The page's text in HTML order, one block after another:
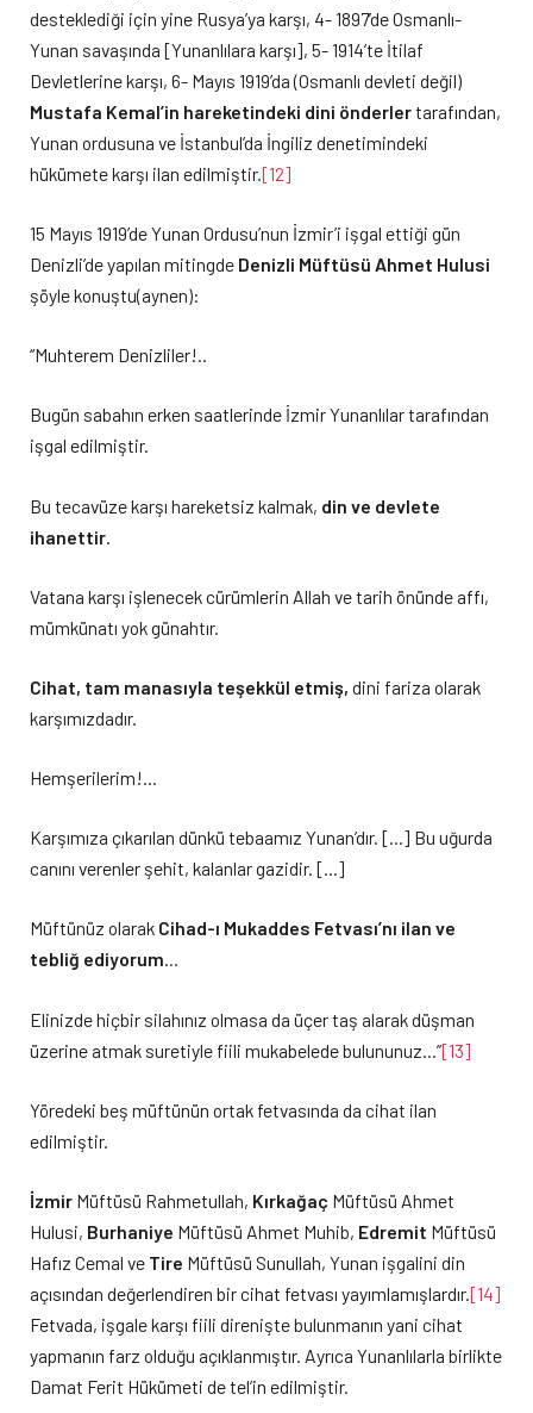
desteklediği için yine Rusya’ya karşı, 4- 1897’de Osmanlı-
Yunan savaşında [Yunanlılara karşı], 5- 1914’te İtilaf
Devletlerine karşı, 6- Mayıs 1919’da (Osmanlı devleti değil)
Mustafa Kemal’in hareketindeki dini önderlertarafından,
Yunan ordusuna ve İstanbul’da İngiliz denetimindeki
hükümete karşı ilan edilmiştir.[12]
15 Mayıs 1919’de Yunan Ordusu’nun İzmir’i işgal ettiği gün
Denizli’de yapılan mitingde Denizli Müftüsü Ahmet Hulusi
şöyle konuştu(aynen):
“Muhterem Denizliler!..
Bugün sabahın erken saatlerinde İzmir Yunanlılar tarafından
işgal edilmiştir.
Bu tecavüze karşı hareketsiz kalmak, din ve devlete
ihanettir
Vatana karşı işlenecek cürümlerin Allah ve tarih önünde affı,
mümkünatı yok günahtır.
Cihat, tam manasıyla teşekkül etmiş, dini fariza olarak
karşımızdadır.
Hemşerilerim!…
Karşımıza çıkarılan dünkü tebaamız Yunan’dır. […] Bu uğurda
canını verenler şehit, kalanlar gazidir. […]
Müftünüz olarak Cihad-ı Mukaddes Fetvası’nı ilan ve
tebliğ ediyorum…
Elinizde hiçbir silahınız olmasa da üçer taş alarak düşman
üzerine atmak suretiyle fiili mukabelede bulununuz…”[13]
Yöredeki beş müftünün ortak fetvasında da cihat ilan
edilmiştir.
İzmir Müftüsü Rahmetullah, Kırkağaç Müftüsü Ahmet
Hulusi, Burhaniye Müftüsü Ahmet Muhib, Edremit Müftüsü
Hafız Cemal ve Tire Müftüsü Sunullah, Yunan işgalini din
açısından değerlendiren bir cihat fetvası yayımlamışlardır.[14]
Fetvada, işgale karşı fiili direnişte bulunmanın yani cihat
yapmanın farz olduğu açıklanmıştır. Ayrıca Yunanlılarla birlikte
Damat Ferit Hükümeti de tel’in edilmiştir.